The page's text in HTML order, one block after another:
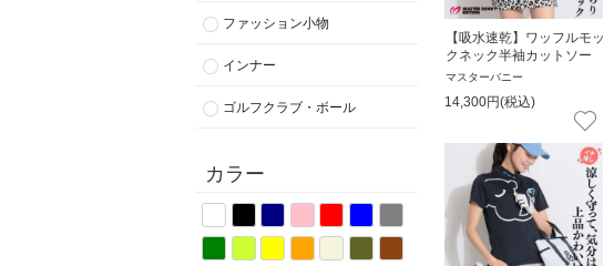
ファッション小物
インナー
ゴルフクラブ・ボール
カラー
【吸水速乾】ワッフルモッ
クネック半袖カットソー
マスターバニー
14,300円(税込)